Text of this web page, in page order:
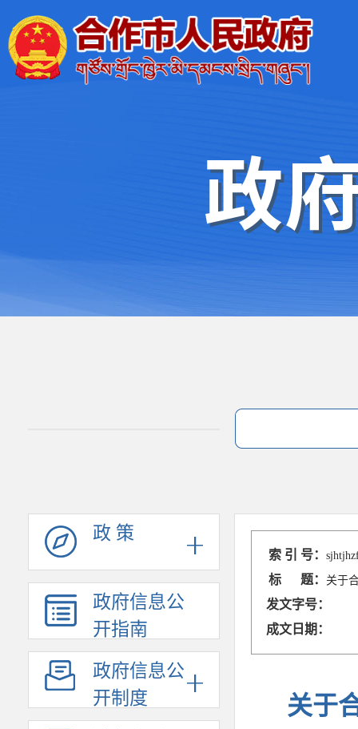
政 策
政府信息公
开指南
政府信息公
开制度
索 引 号：
标 题： 关于
发文字号：
成文日期：
关于